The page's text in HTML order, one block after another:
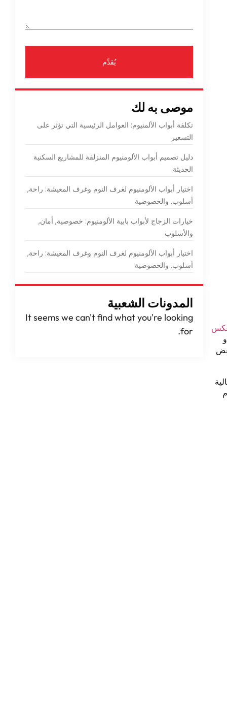
يُقدِّم
موصى به لك
تكلفة أبواب الألمنيوم: العوامل الرئيسية التي تؤثر على
التسعير
دليل تصميم أبواب الألومنيوم المنزلقة للمشاريع السكنية
الحديثة
اختيار أبواب الألومنيوم لغرف النوم وغرف المعيشة: راحة,
أسلوب, والخصوصية
خيارات الزجاج لأبواب بابية الألومنيوم: خصوصية, أمان,
والأسلوب
اختيار أبواب الألومنيوم لغرف النوم وغرف المعيشة: راحة,
أسلوب, والخصوصية
المدونات الشعبية
It seems we can't find what you're looking
for
.